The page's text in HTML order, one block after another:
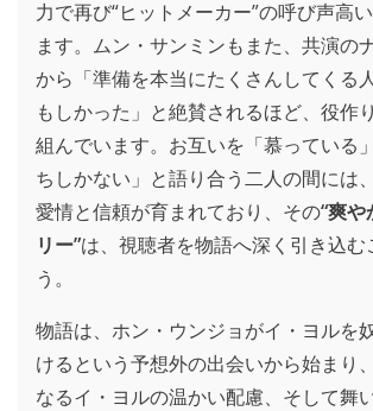
力で再び“ヒットメーカー”の呼び声高
ます。ムン・サンミンもまた、共演の
から「準備を本当にたくさんしてくる
もしかった」と絶賛されるほど、役作
組んでいます。お互いを「慕っている
ちしかない」と語り合う二人の間には
愛情と信頼が育まれており、その“爽や
リー”は、視聴者を物語へ深く引き込む
う。
物語は、ホン・ウンジョがイ・ヨルを
けるという予想外の出会いから始まり
なるイ・ヨルの温かい配慮、そして舞